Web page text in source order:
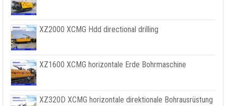
XZ2000 XCMG Hdd directional drilling
XZ1600 XCMG horizontale Erde Bohrmaschine
XZ320D XCMG horizontale direktionale Bohrausrüstung